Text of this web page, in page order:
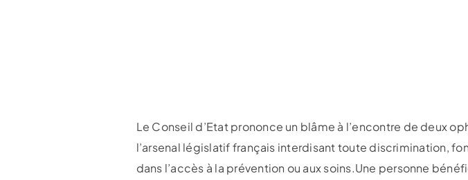
Le Conseil d’Etat prononce un blâme à l’encontre de deux
l’arsenal législatif français interdisant toute discrimination,
dans l’accès à la prévention ou aux soins.Une personne